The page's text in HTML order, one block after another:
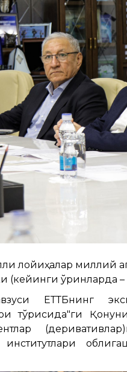
лойиҳалар миллий
(кейинги ўринларда
ЕТТБнинг
тўғрисида"ги